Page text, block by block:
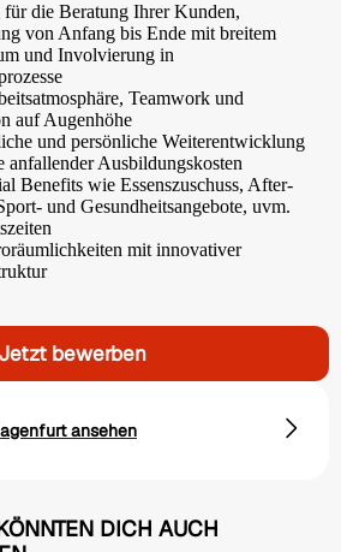
die Beratung Ihrer Kunden,
von Anfang bis Ende mit breitem
und Involvierung in
Teamwork und
auf Augenhöhe
und persönliche Weiterentwicklung
anfallender Ausbildungskosten
Benefits wie Essenszuschuss, After-
und Gesundheitsangebote, uvm.
mit innovativer
Jetzt bewerben
ansehen
DICH AUCH